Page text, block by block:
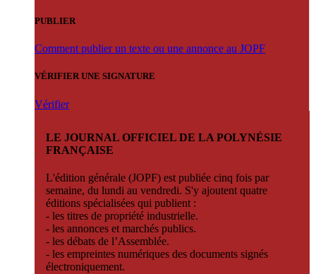
PUBLIER
Comment publier un texte ou une annonce au JOPF
VÉRIFIER UNE SIGNATURE
Vérifier
LE JOURNAL OFFICIEL DE LA POLYNÉSIE
FRANÇAISE
L'édition générale (JOPF) est publiée cinq fois par
semaine, du lundi au vendredi. S'y ajoutent quatre
éditions spécialisées qui publient :
- les titres de propriété industrielle.
- les annonces et marchés publics.
- les débats de l’Assemblée.
- les empreintes numériques des documents signés
électroniquement.